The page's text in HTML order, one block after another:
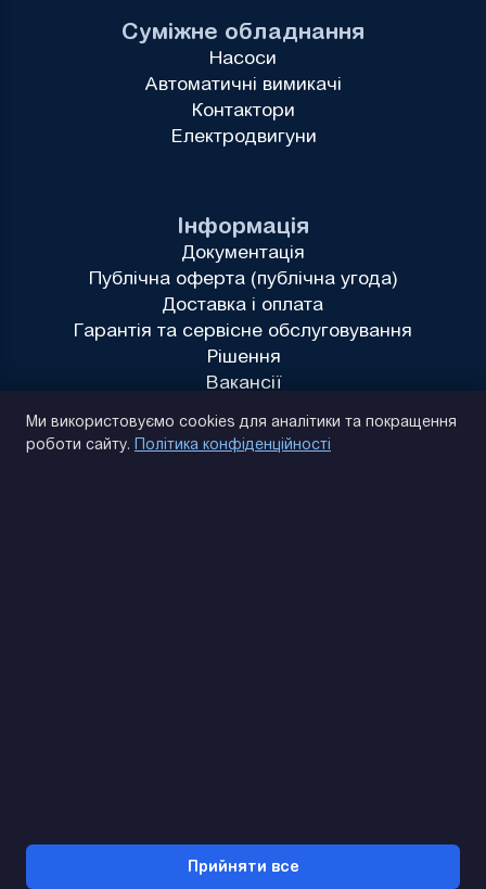
Інформація
Документація
Публічна оферта (публічна угода)
Доставка і оплата
Гарантія та сервісне обслуговування
Рішення
Вакансії
Суміжне обладнання
Насоси
Автоматичні вимикачі
Контактори
Електродвигуни
Ми використовуємо cookies для аналітики та покращення
роботи сайту. Політика конфіденційності
Прийняти все